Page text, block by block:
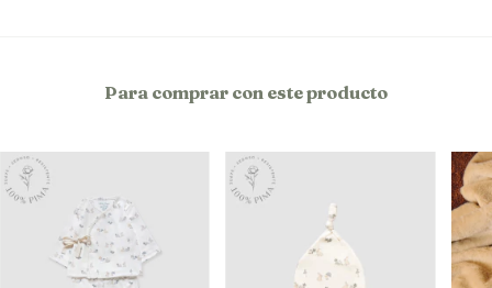
Para comprar con este producto